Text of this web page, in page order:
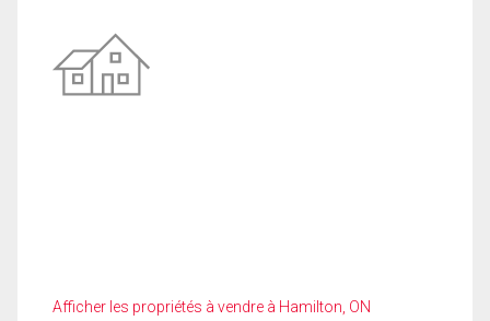
Afficher les propriétés à vendre à Hamilton, ON